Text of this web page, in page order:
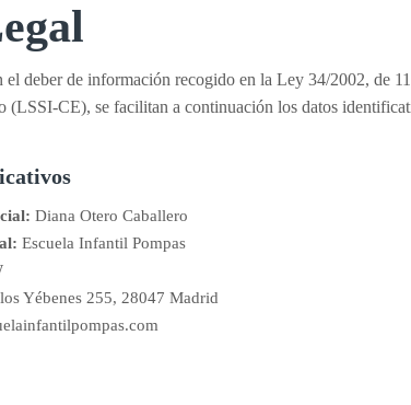
deber de información recogido en la Ley 34/2002, de
(LSSI-CE), se facilitan a continuación los datos
Diana Otero Caballero
Escuela Infantil Pompas
Yébenes 255, 28047 Madrid